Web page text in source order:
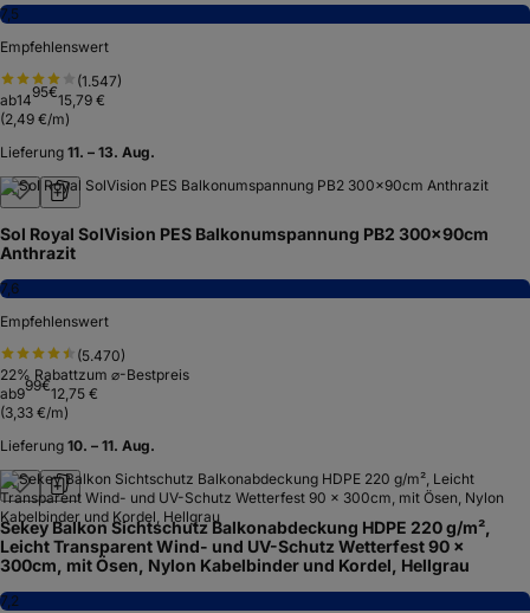
7,5
Empfehlenswert
(1.547)
ab1495€15,79 €
(2,49 €/m)
Lieferung 11. – 13. Aug.
Sol Royal SolVision PES Balkonumspannung PB2 300x90cm
Anthrazit
7,6
Empfehlenswert
(5.470)
22% Rabattzum ⌀-Bestpreis
ab999€12,75 €
(3,33 €/m)
Lieferung 10. – 11. Aug.
Sekey Balkon Sichtschutz Balkonabdeckung HDPE 220 g/m²,
Leicht Transparent Wind- und UV-Schutz Wetterfest 90 x
300cm, mit Ösen, Nylon Kabelbinder und Kordel, Hellgrau
7,2